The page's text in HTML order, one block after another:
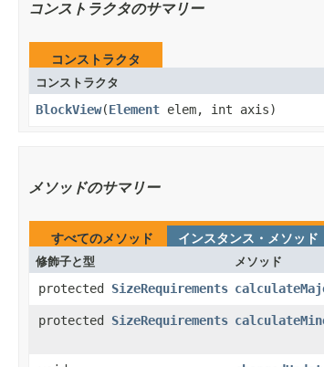
コンストラクタのサマリー
コンストラクタ
コンストラクタ
BlockView​(Element elem, int axis)
メソッドのサマリー
すべてのメソッド インスタンス・メソッド
修飾子と型
メソッド
protected SizeRequirements
protected SizeRequirements